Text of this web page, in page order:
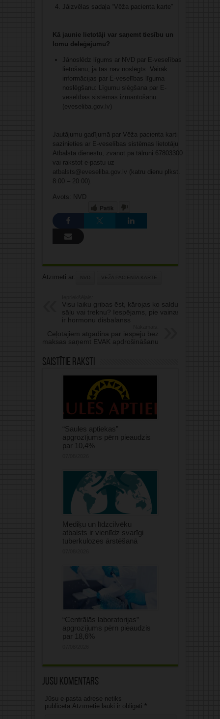
Jāizvēlas sadaļa “Vēža pacienta karte”
Kā jaunie lietotāji var saņemt tiesību un
lomu deleģējumu?
Jānoslēdz līgums ar NVD par E-veselības
lietošanu, ja tas nav noslēgts. Vairāk
informācijas par E-veselības līguma
noslēgšanu: Līgumu slēgšana par E-
veselības sistēmas izmantošanu
(eveseliba.gov.lv)
Jautājumu gadījumā par Vēža pacienta karti
sazinieties ar E-veselības sistēmas lietotāju
Atbalsta dienestu, zvanot pa tālruni 67803300
vai rakstot e-pastu uz
atbalsts@eveseliba.gov.lv (katru dienu plkst.
8:00 – 20:00).
Avots: NVD
Patīk
Atzīmēti ar: NVD VĒŽA PACIENTA KARTE
Visu laiku gribas ēst, kārojas ko saldu,
sāļu vai treknu? Iespējams, pie vainas
ir hormonu disbalanss
Ceļotājiem atgādina par iespēju bez
maksas saņemt EVAK apdrošināšanu
Saistītie raksti
“Saules aptiekas”
apgrozījums pērn pieaudzis
par 10,4%
Mediķu un līdzcilvēku
atbalsts ir vienlīdz svarīgi
tuberkulozes ārstēšanā
“Centrālās laboratorijas”
apgrozījums pērn pieaudzis
par 18,6%
Jūsu komentārs
Jūsu e-pasta adrese netiks
publicēta.Atzīmētie lauki ir obligāti *